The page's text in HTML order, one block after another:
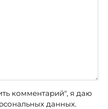
комментарий", я даю
данных.